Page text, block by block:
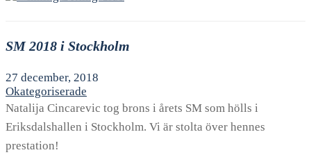
SM 2018 i Stockholm
27 december, 2018
Okategoriserade
Natalija Cincarevic tog brons i årets SM som hölls i
Eriksdalshallen i Stockholm. Vi är stolta över hennes
prestation!